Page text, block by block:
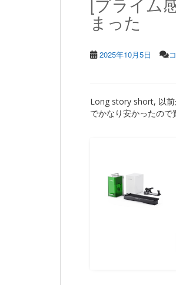
まった
2025年10月5日
Long story short, 以前
でかなり安かったので